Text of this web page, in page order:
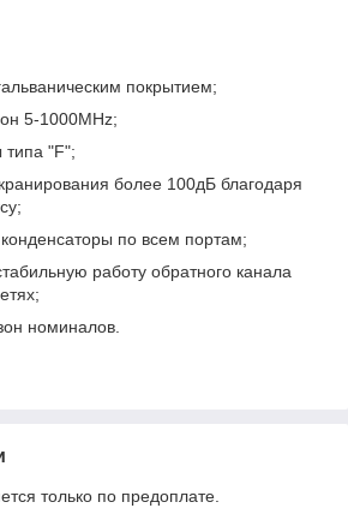
покрытием;
5-1000MHz;
"F";
более 100дБ благодаря
по всем портам;
работу обратного канала
номиналов.
только по предоплате.